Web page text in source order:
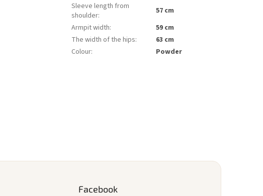
Sleeve length from
shoulder:
57 cm
Armpit width:
59 cm
The width of the hips:
63 cm
Colour: Powder
Facebook